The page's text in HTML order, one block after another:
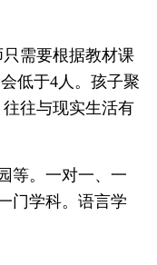
需要根据教材课
低于4人。孩子聚
往与现实生活有
等。一对一、一
门学科。语言学